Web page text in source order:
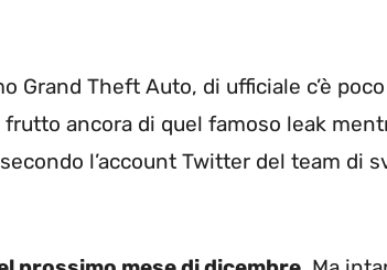
Grand Theft Auto, di ufficiale c’è
ancora di quel famoso leak
secondo l’account Twitter del team di